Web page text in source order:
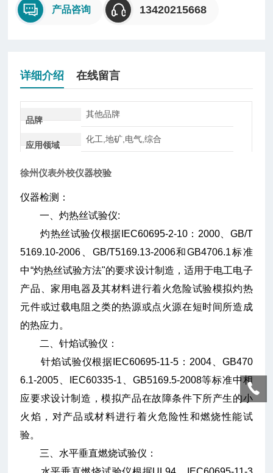
产品咨询 13420215668
详细介绍 在线留言
品牌
其他品牌
应用领域
化工,地矿,电气,综合
徐州仪表外校仪器校验
仪器检测：
一、灼热丝试验仪:
灼热丝试验仪根据IEC60695-2-10：2000、GB/T
5169.10-2006、GB/T5169.13-2006和GB4706.1标准
中“灼热丝试验方法"的要求设计制造，适用于电工电子
产品、家用电器及其材料进行着火危险试验模拟灼热
元件或过载电阻之类的热源或点火源在短时间所造成
的热应力。
二、针焰试验仪：
针焰试验仪根据IEC60695-11-5：2004、GB470
6.1-2005、IEC60335-1、GB5169.5-2008等标准中相
应要求设计制造，模拟产品在故障条件下所产生的小
火焰，对产品或材料进行着火危险性和燃烧性能试
验。
三、水平垂直燃烧试验仪：